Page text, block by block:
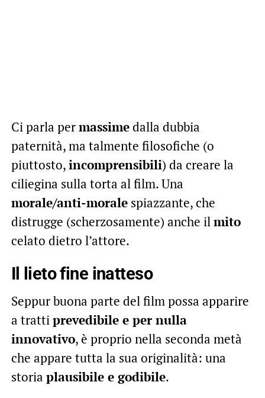
Ci parla permassimedalla dubbia
paternità, ma talmente filosofiche (o
piuttosto,incomprensibili) da creare la
ciliegina sulla torta al film. Una
morale/anti-moralespiazzante, che
distrugge (scherzosamente) anche ilmito
celato dietro l’attore.
Il lieto fine inatteso
Seppur buona parte del film possa apparire
a trattiprevedibile e per nulla
innovativo, è proprio nella seconda metà
che appare tutta la sua originalità: una
storia plausibile e godibile.